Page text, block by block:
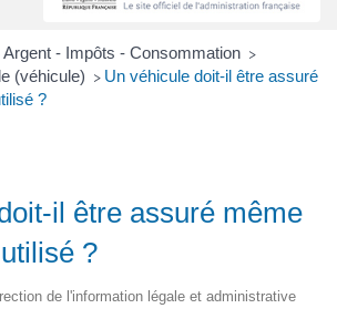
Argent - Impôts - Consommation >
(véhicule) > Un véhicule doit-il être assuré
?
il être assuré même
?
de l'information légale et administrative